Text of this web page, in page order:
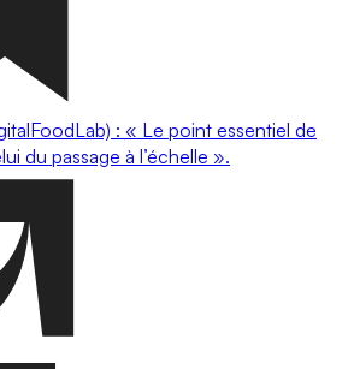
: « Le point essentiel de
du passage à l’échelle ».